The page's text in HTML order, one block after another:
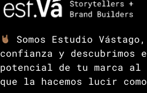
Somos Estudio
confianza y descubrimos
potencial de tu marca al
que la hacemos lucir